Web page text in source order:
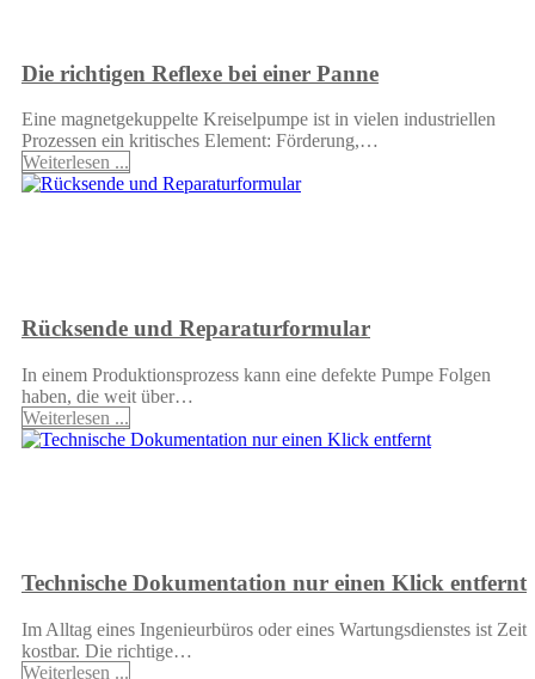
Die richtigen Reflexe bei einer Panne
Eine magnetgekuppelte Kreiselpumpe ist in vielen industriellen
Prozessen ein kritisches Element: Förderung,…
Weiterlesen ...
Rücksende und Reparaturformular
In einem Produktionsprozess kann eine defekte Pumpe Folgen
haben, die weit über…
Weiterlesen ...
Technische Dokumentation nur einen Klick entfernt
Im Alltag eines Ingenieurbüros oder eines Wartungsdienstes ist Zeit
kostbar. Die richtige…
Weiterlesen ...